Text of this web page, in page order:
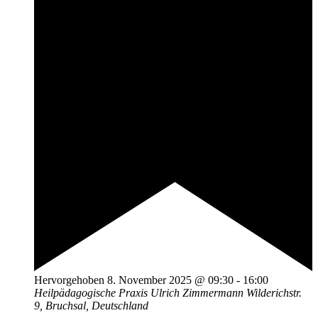
Hervorgehoben 8. November 2025 @ 09:30 - 16:00
Heilpädagogische Praxis Ulrich Zimmermann Wilderichstr.
9, Bruchsal, Deutschland